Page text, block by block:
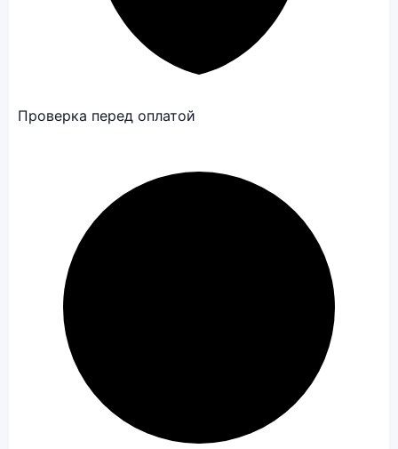
Проверка перед оплатой